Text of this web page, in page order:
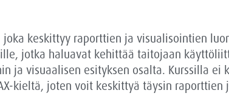
keskittyy raporttien ja visualisointien
jotka haluavat kehittää taitojaan
ja visuaalisen esityksen osalta. Kurssilla ei
kieltä, joten voit keskittyä täysin raporttien